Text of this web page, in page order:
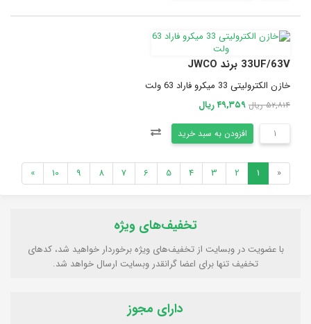
33UF/63V برند JWCO
خازن الکترولیتی 33 میکرو فاراد 63 ولت
۵۲,۸۱۴ ریال ۴۹,۳۵۹ ریال
افزودن به سبد خرید
«
1
2
3
4
5
6
7
8
9
10
»
تخفیف‌های ویژه
با عضویت در وبسایت از تخفیف‌های ویژه برخوردار خواهید شد، کدهای
تخفیف تنها برای اعضا گرانقدر وبسایت ارسال خواهد شد.
دارای مجوز